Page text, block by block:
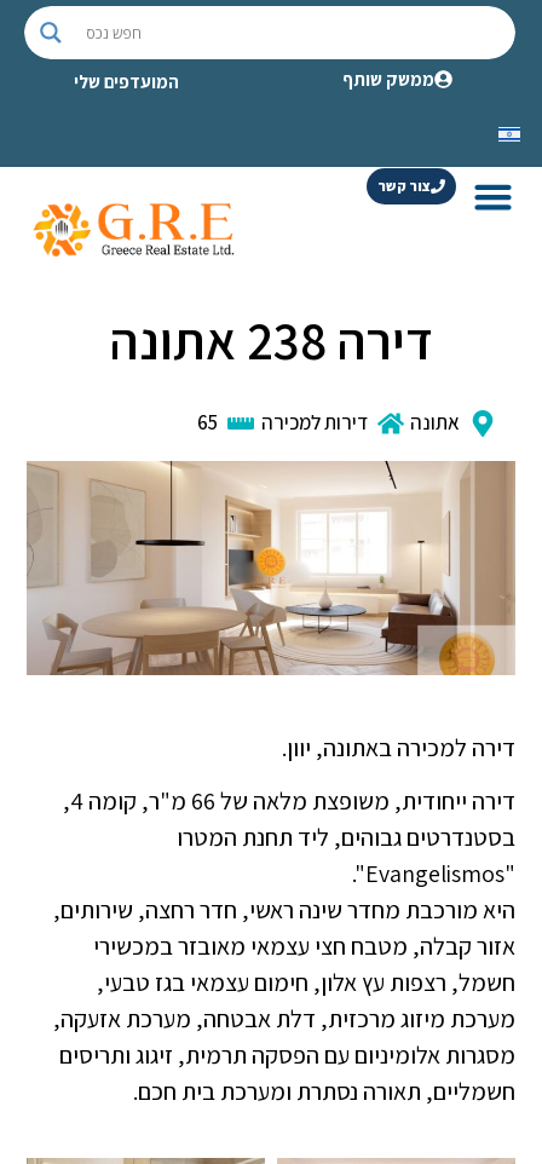
ממשק שותף המועדפים שלי
צור קשר
דירה 238 אתונה
אתונה דירות למכירה 65
דירה למכירה באתונה, יוון.
דירה ייחודית, משופצת מלאה של 66 מ"ר, קומה 4,
בסטנדרטים גבוהים, ליד תחנת המטרו
"Evangelismos".
היא מורכבת מחדר שינה ראשי, חדר רחצה, שירותים,
אזור קבלה, מטבח חצי עצמאי מאובזר במכשירי
חשמל, רצפות עץ אלון, חימום עצמאי בגז טבעי,
מערכת מיזוג מרכזית, דלת אבטחה, מערכת אזעקה,
מסגרות אלומיניום עם הפסקה תרמית, זיגוג ותריסים
חשמליים, תאורה נסתרת ומערכת בית חכם.